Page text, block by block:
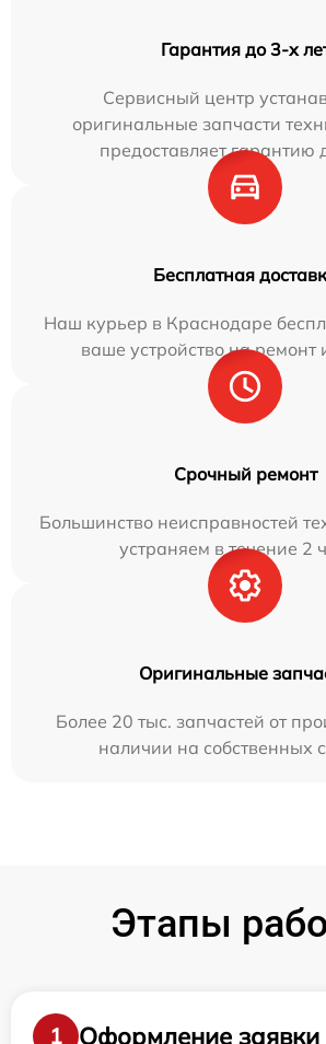
Гарантия до 3-х
Сервисный центр
оригинальные запчасти
предоставляет гарантию
Бесплатная
Наш курьер в Краснодаре
ваше устройство на ремонт
Срочный ремонт
Большинство неисправностей
устраняем в течение 2
Оригинальные
Более 20 тыс. запчастей от
наличии на собственных
Этапы
1
Оформление заявки